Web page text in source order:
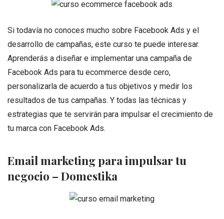
Si todavía no conoces mucho sobre Facebook Ads y el
desarrollo de campañas, este curso te puede interesar.
Aprenderás a diseñar e implementar una campaña de
Facebook Ads para tu ecommerce desde cero,
personalizarla de acuerdo a tus objetivos y medir los
resultados de tus campañas. Y todas las técnicas y
estrategias que te servirán para impulsar el crecimiento de
tu marca con Facebook Ads.
Email marketing para impulsar tu
negocio – Domestika